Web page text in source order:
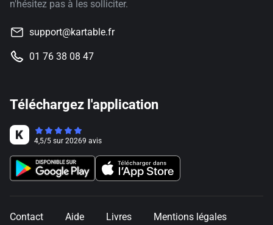
n'hésitez pas à les solliciter.
support@kartable.fr
01 76 38 08 47
Téléchargez l'application
4,5/5 sur 20269 avis
Contact Aide Livres Mentions légales